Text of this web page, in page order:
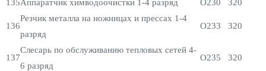
135Аппаратчик химводоочистки 1-4 разряд О230 320
136
Резчик металла на ножницах и прессах 1-4
разряд
О233 320
137
Слесарь по обслуживанию тепловых сетей 4-
6 разряд
О235 320